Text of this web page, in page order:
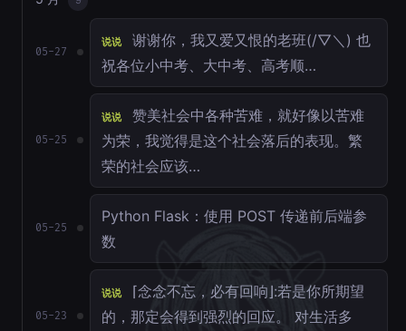
05-27
说说
谢谢你，我又爱又恨的老班(/▽＼) 也
祝各位小中考、大中考、高考顺…
05-25
说说
赞美社会中各种苦难，就好像以苦难
为荣，我觉得是这个社会落后的表现。繁
荣的社会应该…
05-25
Python Flask：使用 POST 传递前后端参
数
05-23
说说
⌈念念不忘，必有回响⌋:若是你所期望
的，那定会得到强烈的回应。 对生活多